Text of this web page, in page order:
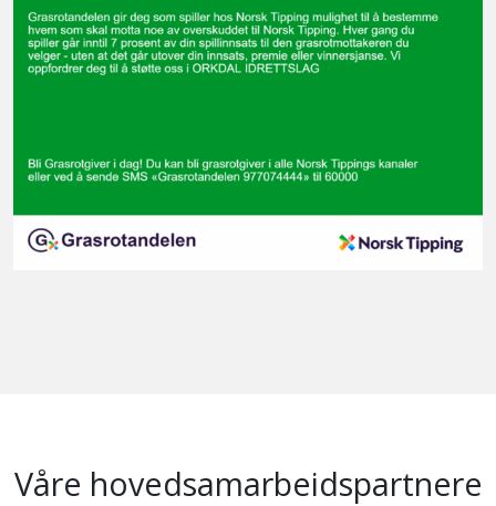
Våre hovedsamarbeidspartnere